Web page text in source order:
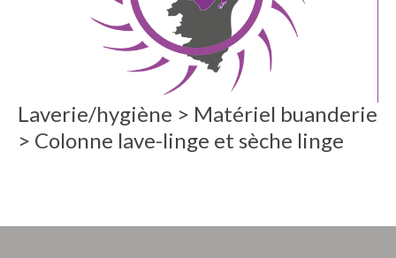
Laverie/hygiène > Matériel buanderie
> Colonne lave-linge et sèche linge